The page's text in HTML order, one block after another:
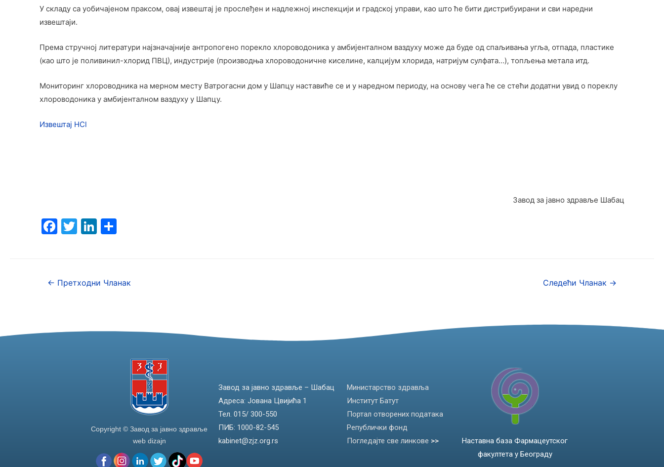
У складу са уобичајеном праксом, овај извештај је прослеђен и надлежној инспекцији и градској управи, као што ће бити дистрибуирани и сви наредни
извештаји.
Према стручној литератури најзначајније антропогено порекло хлороводоника у амбијенталном ваздуху може да буде од спаљивања угља, отпада, пластике
(као што је поливинил-хлорид ПВЦ), индустрије (производња хлороводоничне киселине, калцијум хлорида, натријум сулфата…), топљења метала итд.
Мониторинг хлороводника на мерном месту Ватрогасни дом у Шапцу наставиће се и у наредном периоду, на основу чега ће се стећи додатни увид о пореклу
хлороводоника у амбијенталном ваздуху у Шапцу.
Извештај HCl
Завод за јавно здравље Шабац
F
b
k
T Li
dI
S
← Претходни Чланак Следећи Чланак →
Copyright © Завод за јавно здравље
web dizajn
Завод за јавно здравље – Шабац
Адреса: Јована Цвијића 1
Тел. 015/ 300-550
ПИБ: 1000-82-545
kabinet@zjz.org.rs
Министарство здравља
Институт Батут
Портал отворених података
Републички фонд
Погледајте све линкове >>
Наставна база Фармацеутског
факултета у Београду